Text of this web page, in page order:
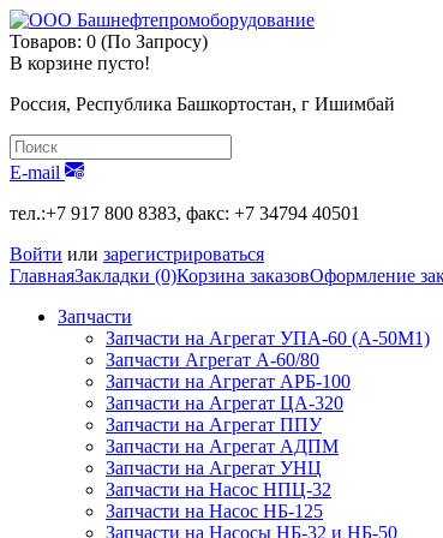
Товаров: 0 (По Запросу)
В корзине пусто!
Россия, Республика Башкортостан, г Ишимбай
E-mail
тел.:+7 917 800 8383, факс: +7 34794 40501
Войти или зарегистрироваться
ГлавнаяЗакладки (0)Корзина заказовОформление
Запчасти
Запчасти на Агрегат УПА-60 (А-50М1)
Запчасти Агрегат А-60/80
Запчасти на Агрегат АРБ-100
Запчасти на Агрегат ЦА-320
Запчасти на Агрегат ППУ
Запчасти на Агрегат АДПМ
Запчасти на Агрегат УНЦ
Запчасти на Насос НПЦ-32
Запчасти на Насос НБ-125
Запчасти на Насосы НБ-32 и НБ-50